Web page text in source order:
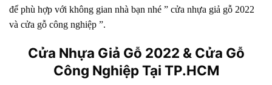
tại hoabinhdoor
4. THÔNG TIN LIÊN HỆ
để phù hợp với không gian nhà bạn nhé ” cửa nhựa giả gỗ 2022
và cửa gỗ công nghiệp ”.
Cửa Nhựa Giả Gỗ 2022 & Cửa Gỗ
Công Nghiệp Tại TP.HCM